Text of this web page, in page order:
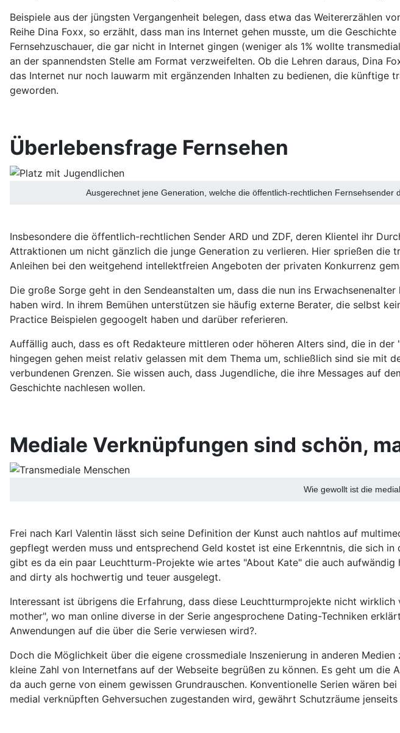
Beispiele aus der jüngsten Vergangenheit belegen, dass etwa das Weitererzählen
Reihe Dina Foxx, so erzählt, dass man ins Internet gehen musste, um die
Fernsehzuschauer, die gar nicht in Internet gingen (weniger als 1% wollte
an der spannendsten Stelle am Format verzweifelten. Ob die Lehren daraus, Dina
das Internet nur noch lauwarm mit ergänzenden Inhalten zu bedienen, die
geworden.
Überlebensfrage Fernsehen
Ausgerechnet jene Generation, welche die öffentlich-rechtlichen
Insbesondere die öffentlich-rechtlichen Sender ARD und ZDF, deren Klientel ihr
Attraktionen um nicht gänzlich die junge Generation zu verlieren. Hier sprießen
Anleihen bei den weitgehend intellektfreien Angeboten der privaten Konkurrenz
Die große Sorge geht in den Sendeanstalten um, dass die nun ins
haben wird. In ihrem Bemühen unterstützen sie häufig externe Berater, die selbst
Practice Beispielen gegoogelt haben und darüber referieren.
Auffällig auch, dass es oft Redakteure mittleren oder höheren Alters sind, die in
hingegen gehen meist relativ gelassen mit dem Thema um, schließlich sind sie mit
verbundenen Grenzen. Sie wissen auch, dass Jugendliche, die ihre Messages auf
Geschichte nachlesen wollen.
Mediale Verknüpfungen sind schön,
Wie gewollt ist die
Frei nach Karl Valentin lässt sich seine Definition der Kunst auch nahtlos auf
gepflegt werden muss und entsprechend Geld kostet ist eine Erkenntnis, die sich
gibt es da ein paar Leuchtturm-Projekte wie artes "About Kate" die auch
and dirty als hochwertig und teuer ausgelegt.
Interessant ist übrigens die Erfahrung, dass diese Leuchtturmprojekte nicht
mother", wo man online diverse in der Serie angesprochene Dating-Techniken
Anwendungen auf die über die Serie verwiesen wird?.
Doch die Möglichkeit über die eigene crossmediale Inszenierung in anderen
kleine Zahl von Internetfans auf der Webseite begrüßen zu können. Es geht um
da auch gerne von einem gewissen Grundrauschen. Konventionelle Serien wären
medial verknüpften Gehversuchen zugestanden wird, gewährt Schutzräume